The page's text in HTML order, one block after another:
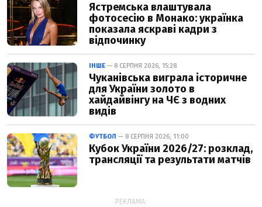
Ястремська влаштувала
фотосесію в Монако: українка
показала яскраві кадри з
відпочинку
ІНШЕ — 8 СЕРПНЯ 2026, 15:28
Чуканівська виграла історичне
для України золото в
хайдайвінгу на ЧЄ з водних
видів
ФУТБОЛ — 8 СЕРПНЯ 2026, 11:00
Кубок України 2026/27: розклад,
трансляції та результати матчів
РЕКЛАМА: